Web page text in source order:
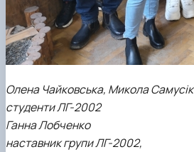
Олена Чайковська, Микола Самусік
студенти ЛГ-2002
Ганна Лобченко
наставник групи ЛГ-2002,